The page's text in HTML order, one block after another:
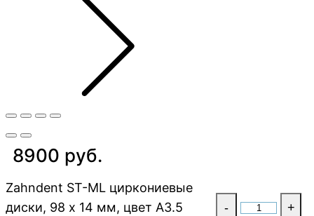
8900 руб.
Zahndent ST-ML циркониевые
диски, 98 х 14 мм, цвет A3.5
- +